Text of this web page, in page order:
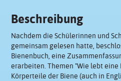
Beschreibung
Nachdem die Schülerinnen und
gemeinsam gelesen hatte,
Bienenbuch, eine
erarbeiten. Themen "Wie lebt eine
Körperteile der Biene (auch in